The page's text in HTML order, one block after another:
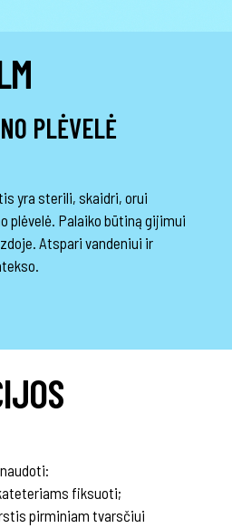
PLĖVELĖ
yra sterili, skaidri, orui
plėvelė. Palaiko būtiną gijimui
Atspari vandeniui ir
naudoti:
fiksuoti;
pirminiam tvarsčiui